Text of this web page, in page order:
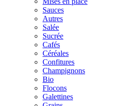
Sauces
Autres
Salée
Sucrée
Cafés
Céréales
Confitures
Champignons
Bio
Flocons
Galettines